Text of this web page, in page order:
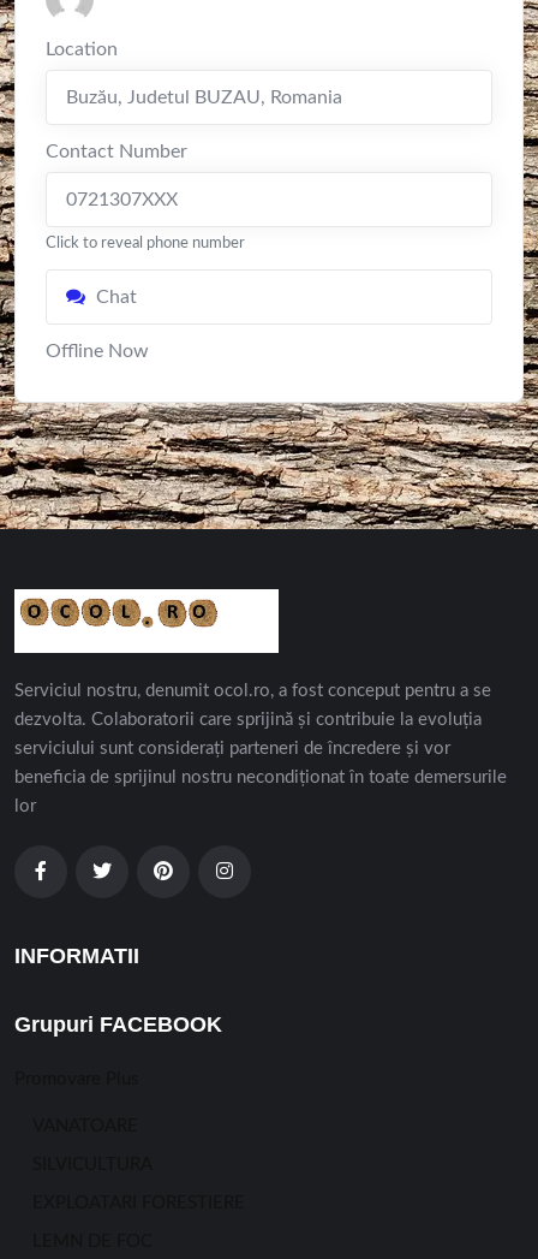
Location
Buzău, Judetul BUZAU, Romania
Contact Number
0721307XXX
Click to reveal phone number
Chat
Offline Now
Serviciul nostru, denumit ocol.ro, a fost conceput pentru a se
dezvolta. Colaboratorii care sprijină și contribuie la evoluția
serviciului sunt considerați parteneri de încredere și vor
beneficia de sprijinul nostru necondiționat în toate demersurile
lor
INFORMATII
Grupuri FACEBOOK